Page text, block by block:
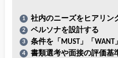
社内のニーズをヒアリン
ペルソナを設計する
条件を「MUST」「
書類選考や面接の評価基